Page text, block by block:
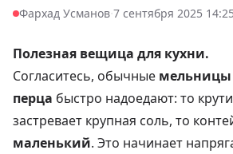
Фархад Усманов·7 сентября 2025 14:25
Полезная вещица для кухни.
Согласитесь, обычные мельницы
перца быстро надоедают: то
застревает крупная соль, то
маленький. Это начинает